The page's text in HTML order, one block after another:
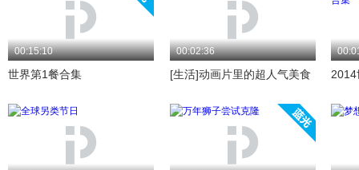
00:15:10
世界第1餐合集
00:02:36
[生活]动画片里的超人气美食